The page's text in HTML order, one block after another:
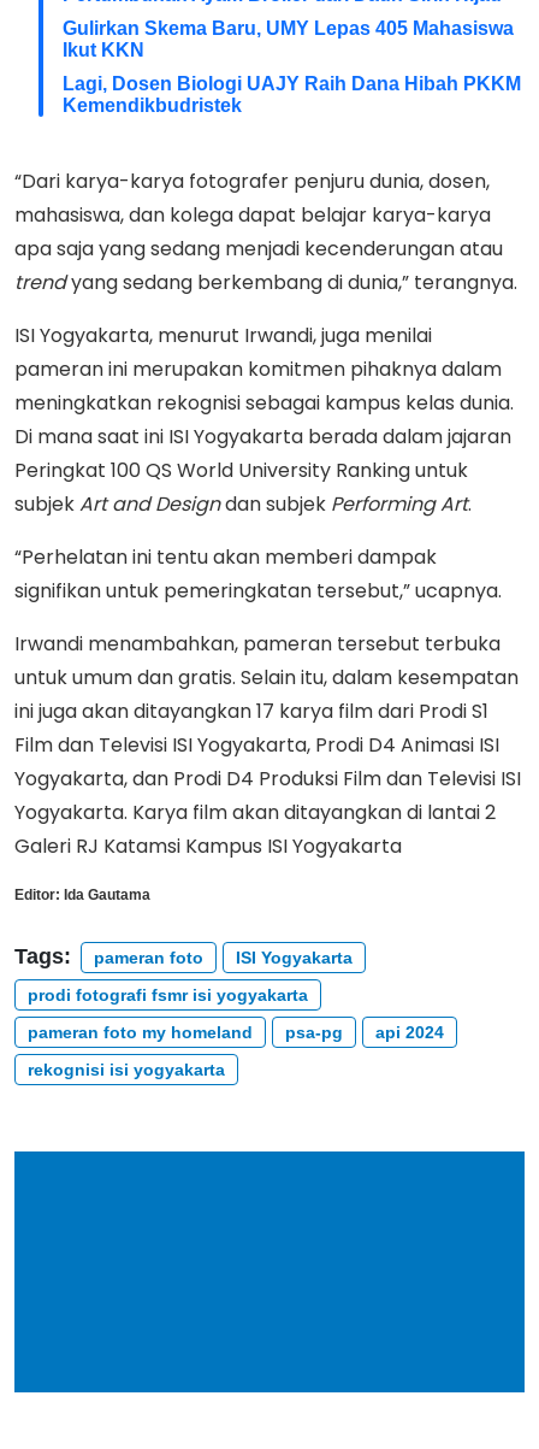
Gulirkan Skema Baru, UMY Lepas 405 Mahasiswa
Ikut KKN
Lagi, Dosen Biologi UAJY Raih Dana Hibah PKKM
Kemendikbudristek
“Dari karya-karya fotografer penjuru dunia, dosen,
mahasiswa, dan kolega dapat belajar karya-karya
apa saja yang sedang menjadi kecenderungan atau
trendyang sedang berkembang di dunia,” terangnya.
ISI Yogyakarta, menurut Irwandi, juga menilai
pameran ini merupakan komitmen pihaknya dalam
meningkatkan rekognisi sebagai kampus kelas dunia.
Di mana saat ini ISI Yogyakarta berada dalam jajaran
Peringkat 100 QS World University Ranking untuk
subjekArt and Designdan subjek Performing Art.
“Perhelatan ini tentu akan memberi dampak
signifikan untuk pemeringkatan tersebut,” ucapnya.
Irwandi menambahkan, pameran tersebut terbuka
untuk umum dan gratis. Selain itu, dalam kesempatan
ini juga akan ditayangkan 17 karya film dari Prodi S1
Film dan Televisi ISI Yogyakarta, Prodi D4 Animasi ISI
Yogyakarta, dan Prodi D4 Produksi Film dan Televisi ISI
Yogyakarta. Karya film akan ditayangkan di lantai 2
Galeri RJ Katamsi Kampus ISI Yogyakarta
Editor: Ida Gautama
Tags: pameran foto
ISI Yogyakarta
prodi fotografi fsmr isi yogyakarta
pameran foto my homeland
psa-pg
api 2024
rekognisi isi yogyakarta